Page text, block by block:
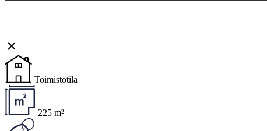
Toimistotila
225 m²